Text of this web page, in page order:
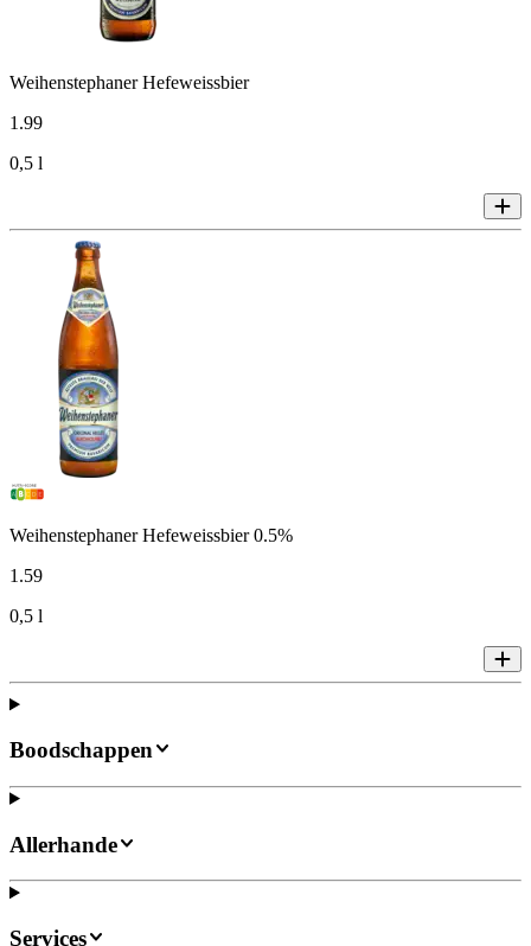
Weihenstephaner Hefeweissbier
1.99
0,5 l
Weihenstephaner Hefeweissbier 0.5%
1.59
0,5 l
Boodschappen
Allerhande
Services